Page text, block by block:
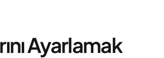
Ayarlamak